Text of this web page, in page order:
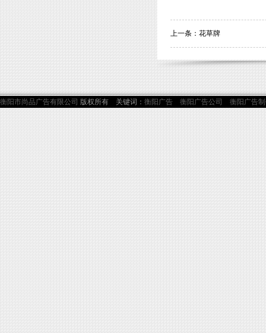
上一条： 花草牌
衡阳市尚品广告有限公司 版权所有 关键词： 衡阳广告 衡阳广告公司 衡阳广告